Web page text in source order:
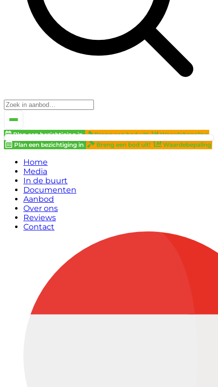
Plan een bezichtiging in Breng een bod uit!
Waardebepaling
Plan een bezichtiging in
Breng een bod uit! Waardebepaling
Home
Media
In de buurt
Documenten
Aanbod
Over ons
Reviews
Contact